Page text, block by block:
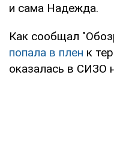
и сама Надежда.
Как сообщал
попала в плен к
оказалась в СИЗО